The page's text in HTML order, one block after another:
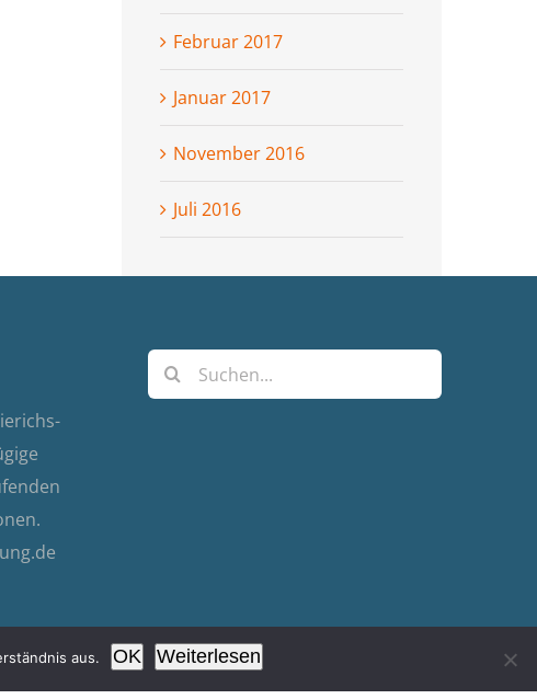
Februar 2017
Januar 2017
November 2016
Juli 2016
Suche
nach:
aus. OK Weiterlesen